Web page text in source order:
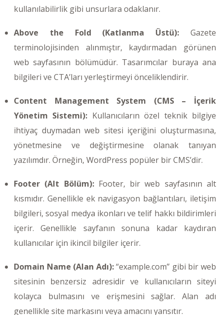
kullanılabilirlik gibi unsurlara odaklanır.
Above the Fold (Katlanma Üstü): Gazete
terminolojisinden alınmıştır, kaydırmadan görünen
web sayfasının bölümüdür. Tasarımcılar buraya ana
bilgileri ve CTA’ları yerleştirmeyi önceliklendirir.
Content Management System (CMS – İçerik
Yönetim Sistemi): Kullanıcıların özel teknik bilgiye
ihtiyaç duymadan web sitesi içeriğini oluşturmasına,
yönetmesine ve değiştirmesine olanak tanıyan
yazılımdır. Örneğin, WordPress popüler bir CMS’dir.
Footer (Alt Bölüm): Footer, bir web sayfasının alt
kısmıdır. Genellikle ek navigasyon bağlantıları, iletişim
bilgileri, sosyal medya ikonları ve telif hakkı bildirimleri
içerir. Genellikle sayfanın sonuna kadar kaydıran
kullanıcılar için ikincil bilgiler içerir.
Domain Name (Alan Adı):“example.com” gibi bir web
sitesinin benzersiz adresidir ve kullanıcıların siteyi
kolayca bulmasını ve erişmesini sağlar. Alan adı
genellikle site markasını veya amacını yansıtır.